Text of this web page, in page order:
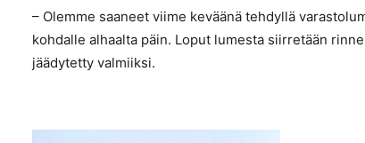
– Olemme saaneet viime keväänä tehdyllä
kohdalle alhaalta päin. Loput lumesta siirretään
jäädytetty valmiiksi.